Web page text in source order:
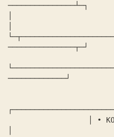
───────────────┴─┐
───────────────┬─┘
─────────────┘
∙